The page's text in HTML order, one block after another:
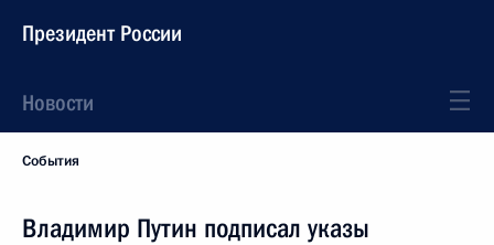
Президент России
Новости
События
Владимир Путин подписал указы